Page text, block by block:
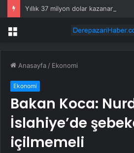
Menü
Anasayfa / Ekonomi
Ekonomi
Bakan Koca:
İslahiye’de
içilmemeli